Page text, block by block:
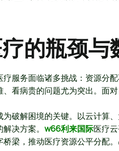
的瓶颈
疗服务面临诸多挑战：资源分
、看病贵的问题尤为突出。面
为破解困境的关键。以云计算
决方案。 w66利来国际医疗
桥梁，推动医疗资源公平分配